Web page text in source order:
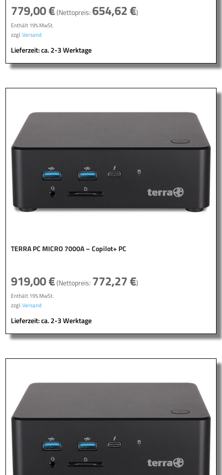
779,00€(Nettopreis: 654,62€)
Enthält 19% MwSt.
zzgl.Versand
Lieferzeit: ca. 2-3 Werktage
TERRA PC MICRO 7000A – Copilot+ PC
919,00€(Nettopreis: 772,27€)
Enthält 19% MwSt.
zzgl.Versand
Lieferzeit: ca. 2-3 Werktage